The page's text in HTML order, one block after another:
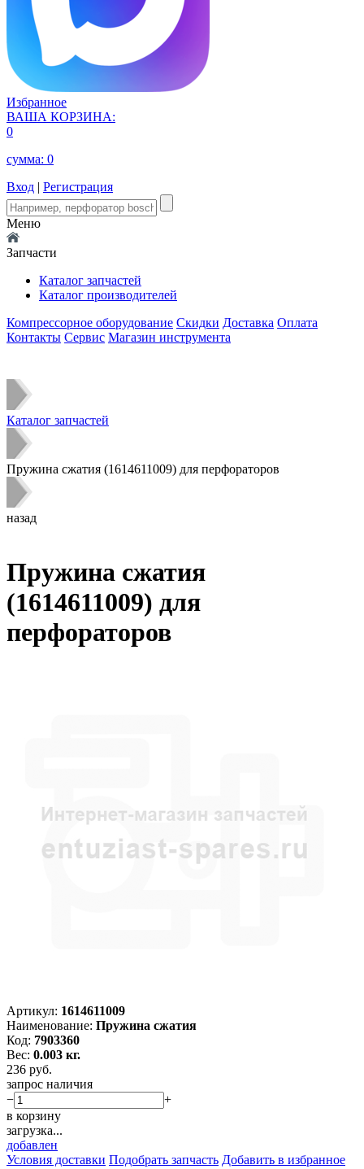
Избранное
ВАША КОРЗИНА:
0
сумма: 0
Вход | Регистрация
Меню
Запчасти
Каталог запчастей
Каталог производителей
Компрессорное оборудование Скидки Доставка Оплата
Контакты Сервис Магазин инструмента
Каталог запчастей
Пружина сжатия (1614611009) для перфораторов
назад
Пружина сжатия
(1614611009) для
перфораторов
Артикул: 1614611009
Наименование: Пружина сжатия
Код: 7903360
Вес: 0.003 кг.
236 руб.
запрос наличия
−
+
в корзину
загрузка...
добавлен
Условия доставки Подобрать запчасть Добавить в избранное